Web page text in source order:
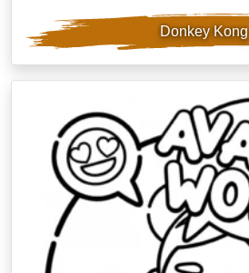
Donkey Kong